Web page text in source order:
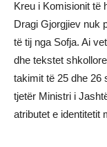
Kreu i Komisionit të
Dragi Gjorgjiev nuk
të tij nga Sofja. Ai
dhe tekstet
takimit të 25 dhe 26
tjetër Ministri i
atributet e identitetit